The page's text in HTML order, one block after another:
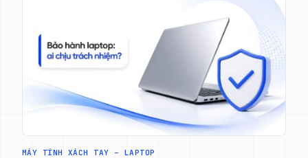
MÁY TÍNH XÁCH TAY – LAPTOP